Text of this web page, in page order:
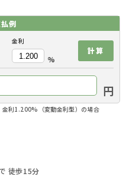
例
金利
%
計算
円
利1.200%（変動金利型）の場合
徒歩15分